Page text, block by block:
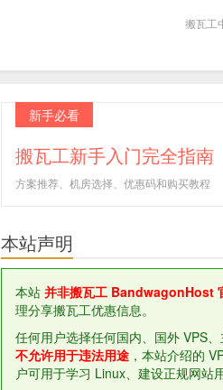
搬瓦工
新手必看
搬瓦工新手入门完全指南
方案推荐、机房选择、优惠码和购买教程
本站声明
本站 并非搬瓦工 BandwagonHost
理分享搬瓦工优惠信息。
任何用户选择任何国内、国外 VPS
不允许用于违法用途 ，本站介绍的
户可用于学习 Linux、建设正规网站用